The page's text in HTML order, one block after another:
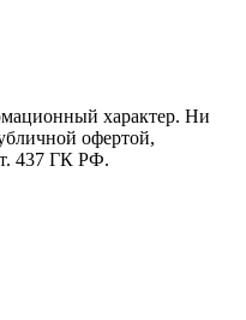
характер. Ни
офертой,
437 ГК РФ.